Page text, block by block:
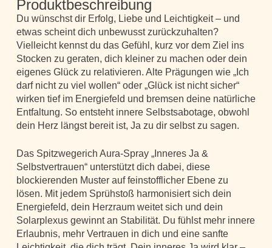
Produktbeschreibung
Du wünschst dir Erfolg, Liebe und Leichtigkeit – und
etwas scheint dich unbewusst zurückzuhalten?
Vielleicht kennst du das Gefühl, kurz vor dem Ziel ins
Stocken zu geraten, dich kleiner zu machen oder dein
eigenes Glück zu relativieren. Alte Prägungen wie „Ich
darf nicht zu viel wollen“ oder „Glück ist nicht sicher“
wirken tief im Energiefeld und bremsen deine natürliche
Entfaltung. So entsteht innere Selbstsabotage, obwohl
dein Herz längst bereit ist, Ja zu dir selbst zu sagen.
Das Spitzwegerich Aura-Spray „Inneres Ja &
Selbstvertrauen“ unterstützt dich dabei, diese
blockierenden Muster auf feinstofflicher Ebene zu
lösen. Mit jedem Sprühstoß harmonisiert sich dein
Energiefeld, dein Herzraum weitet sich und dein
Solarplexus gewinnt an Stabilität. Du fühlst mehr innere
Erlaubnis, mehr Vertrauen in dich und eine sanfte